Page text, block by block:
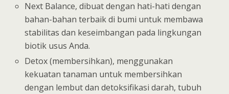
Next Balance, dibuat dengan hati-hati dengan
bahan-bahan terbaik di bumi untuk membawa
stabilitas dan keseimbangan pada lingkungan
biotik usus Anda.
Detox (membersihkan), menggunakan
kekuatan tanaman untuk membersihkan
dengan lembut dan detoksifikasi darah, tubuh